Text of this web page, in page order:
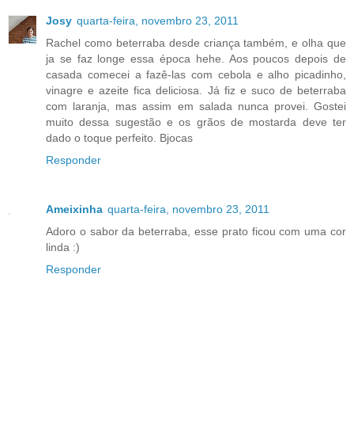
Josy quarta-feira, novembro 23, 2011
Rachel como beterraba desde criança também, e olha que
ja se faz longe essa época hehe. Aos poucos depois de
casada comecei a fazê-las com cebola e alho picadinho,
vinagre e azeite fica deliciosa. Já fiz e suco de beterraba
com laranja, mas assim em salada nunca provei. Gostei
muito dessa sugestão e os grãos de mostarda deve ter
dado o toque perfeito. Bjocas
Responder
Ameixinha quarta-feira, novembro 23, 2011
Adoro o sabor da beterraba, esse prato ficou com uma cor
linda :)
Responder